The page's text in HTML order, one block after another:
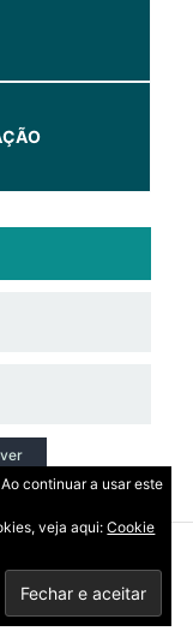
continuar a usar este
veja aqui:Cookie